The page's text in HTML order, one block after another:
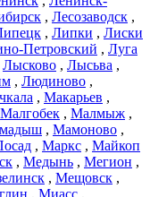
, Лесозаводск ,
, Липки , Лиски
Петровский , Луга
Лысково , Лысьва ,
, Людиново ,
, Макарьев ,
Малгобек , Малмыж ,
, Мамоново ,
, Маркс , Майкоп
, Медынь , Мегион ,
, Мещовск ,